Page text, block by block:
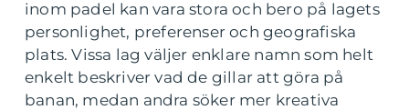
inom padel kan vara stora och bero på lagets
personlighet, preferenser och geografiska
plats. Vissa lag väljer enklare namn som helt
enkelt beskriver vad de gillar att göra på
banan, medan andra söker mer kreativa